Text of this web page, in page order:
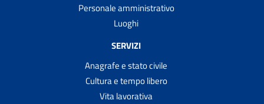
Personale amministrativo
Luoghi
SERVIZI
Anagrafe e stato civile
Cultura e tempo libero
Vita lavorativa